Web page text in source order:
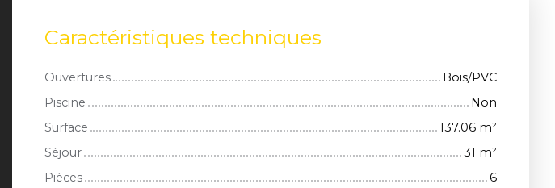
Caractéristiques techniques
Ouvertures
Bois/PVC
Piscine
Non
Surface
137.06 m²
Séjour
31 m²
Pièces
6